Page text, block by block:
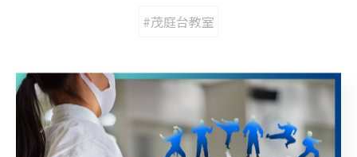
#茂庭台教室
CATEGORIES
全てのカテゴリー